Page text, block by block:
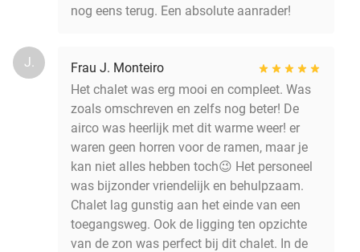
nog eens terug. Een absolute aanrader!
J.
Frau J. Monteiro
Het chalet was erg mooi en compleet. Was
zoals omschreven en zelfs nog beter! De
airco was heerlijk met dit warme weer! er
waren geen horren voor de ramen, maar je
kan niet alles hebben toch😉 Het personeel
was bijzonder vriendelijk en behulpzaam.
Chalet lag gunstig aan het einde van een
toegangsweg. Ook de ligging ten opzichte
van de zon was perfect bij dit chalet. In de